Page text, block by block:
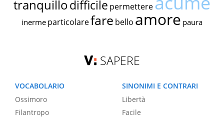
tranquillodifficile permettere
inerme particolarefare bello amore paura
SAPERE
VOCABOLARIO
Ossimoro
Filantropo
SINONIMI E CONTRARI
Libertà
Facile